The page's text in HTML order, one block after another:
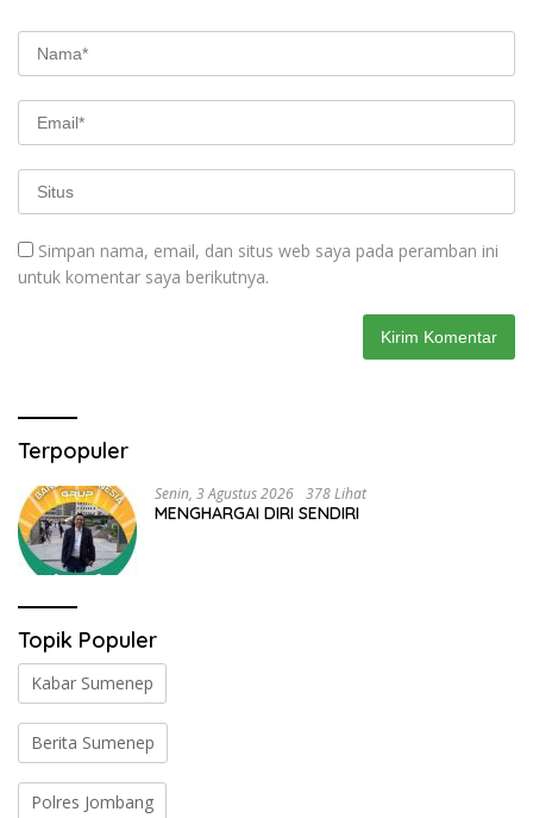
Simpan nama, email, dan situs web saya pada peramban ini
untuk komentar saya berikutnya.
Terpopuler
Senin, 3 Agustus 2026 378 Lihat
MENGHARGAI DIRI SENDIRI
Topik Populer
Kabar Sumenep
Berita Sumenep
Polres Jombang